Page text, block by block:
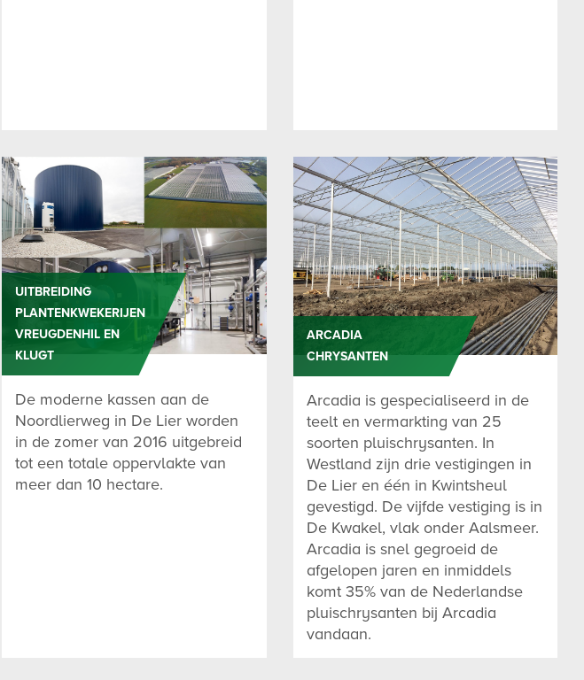
UITBREIDING
PLANTENKWEKERIJEN
VREUGDENHIL EN
KLUGT
De moderne kassen aan de
Noordlierweg in De Lier worden
in de zomer van 2016 uitgebreid
tot een totale oppervlakte van
meer dan 10 hectare.
ARCADIA
CHRYSANTEN
Arcadia is gespecialiseerd in de
teelt en vermarkting van 25
soorten pluischrysanten. In
Westland zijn drie vestigingen in
De Lier en één in Kwintsheul
gevestigd. De vijfde vestiging is in
De Kwakel, vlak onder Aalsmeer.
Arcadia is snel gegroeid de
afgelopen jaren en inmiddels
komt 35% van de Nederlandse
pluischrysanten bij Arcadia
vandaan.